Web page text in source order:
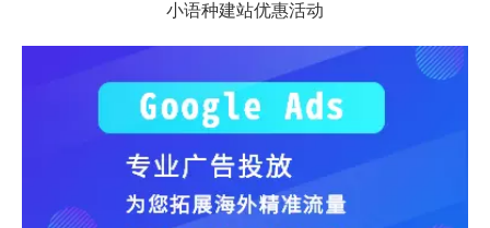
小语种建站优惠活动